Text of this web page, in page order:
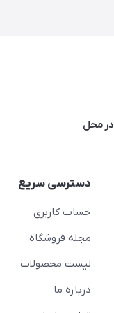
محل
دسترسی سریع
حساب کاربری
مجله فروشگاه
لیست محصولات
درباره ما